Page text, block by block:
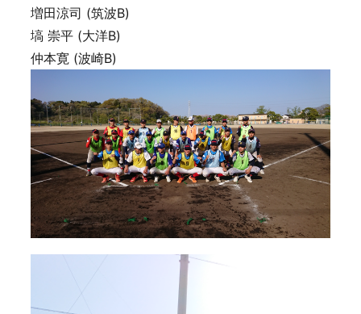
増田涼司 (筑波B)
塙 崇平 (大洋B)
仲本寛 (波崎B)